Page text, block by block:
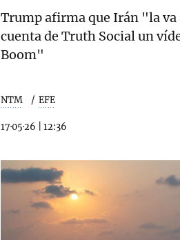
Trump afirma que Irán "la va
cuenta de Truth Social un
Boom"
NTM EFE
17·05·26 12:36